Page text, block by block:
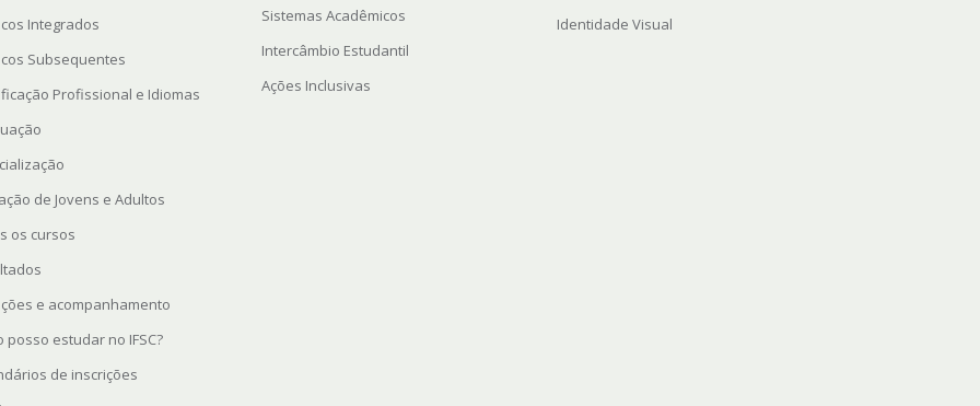
Integrados
Subsequentes
Profissional e Idiomas
de Jovens e Adultos
os cursos
e acompanhamento
posso estudar no IFSC?
de inscrições
Sistemas Acadêmicos
Intercâmbio Estudantil
Ações Inclusivas
Identidade Visual